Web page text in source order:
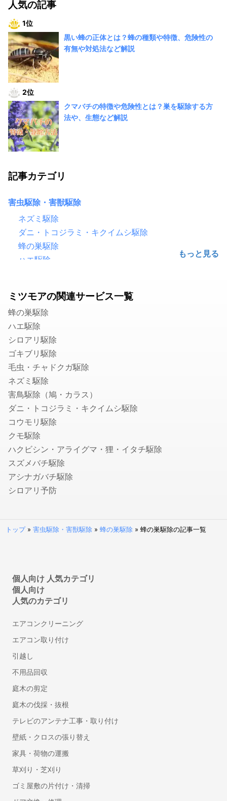
人気の記事
1位
黒い蜂の正体とは？蜂の種類や特徴、危険性の
有無や対処法など解説
2位
クマバチの特徴や危険性とは？巣を駆除する方
法や、生態など解説
記事カテゴリ
害虫駆除・害獣駆除
ネズミ駆除
ダニ・トコジラミ・キクイムシ駆除
蜂の巣駆除
ハエ駆除
シロアリ駆除
毛虫・チャドクガ駆除
コウモリ駆除
クモ駆除
ハクビシン・アライグマ・狸・イタチ駆除
ムカデ・ヤスデ・ゲジゲジ駆除
水のトラブル
水道のつまり修理
浄水器の取付・交換
水道蛇口交換
水道の水漏れ修理
シャワーヘッド・シャワーホースの交換
排水管洗浄
トイレの故障・修理
お風呂の排水口つまり修理
会社設立・起業開業に強い税理士
顧問税理士
法人税の節税に強い税理士
相続税申告に強い税理士
融資・資金調達に強い税理士
生前贈与に強い税理士
社会保険労務士
就業規則・社内規定・36協定作成の社労士
顧問社労士
年度更新・算定基礎の社労士
意匠登録に強い事務所・弁理士
ミツモアの関連サービス一覧
蜂の巣駆除
ハエ駆除
シロアリ駆除
ゴキブリ駆除
毛虫・チャドクガ駆除
ネズミ駆除
害鳥駆除（鳩・カラス）
ダニ・トコジラミ・キクイムシ駆除
コウモリ駆除
クモ駆除
ハクビシン・アライグマ・狸・イタチ駆除
スズメバチ駆除
アシナガバチ駆除
シロアリ予防
トップ»害虫駆除・害獣駆除 »蜂の巣駆除 »蜂の巣駆除の記事一覧
個人向け 人気カテゴリ
個人向け
人気のカテゴリ
エアコンクリーニング
エアコン取り付け
引越し
不用品回収
庭木の剪定
庭木の伐採・抜根
テレビのアンテナ工事・取り付け
壁紙・クロスの張り替え
家具・荷物の運搬
草刈り・芝刈り
ゴミ屋敷の片付け・清掃